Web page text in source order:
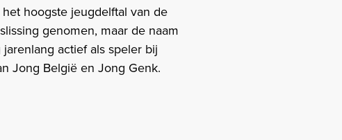
hoogste jeugdelftal van de
genomen, maar de naam
actief als speler bij
Jong België en Jong Genk.